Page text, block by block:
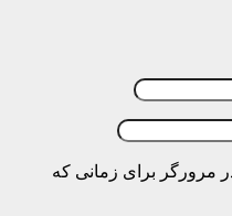
مرورگر برای زمانی که